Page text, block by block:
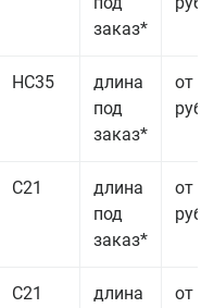
заказ*
НС35
длина
под
заказ*
от
руб.
С21
длина
под
заказ*
от
руб.
С21
длина
от